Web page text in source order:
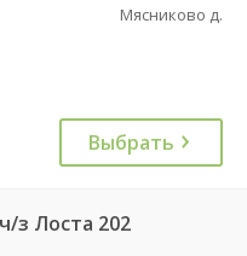
Мясниково д.
Выбрать
з Лоста 202